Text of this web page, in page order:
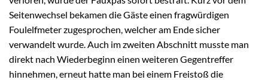
Seitenwechsel bekamen die Gäste einen fragwürdigen
Foulelfmeter zugesprochen, welcher am Ende sicher
verwandelt wurde. Auch im zweiten Abschnitt musste man
direkt nach Wiederbeginn einen weiteren Gegentreffer
hinnehmen, erneut hatte man bei einem Freistoß die